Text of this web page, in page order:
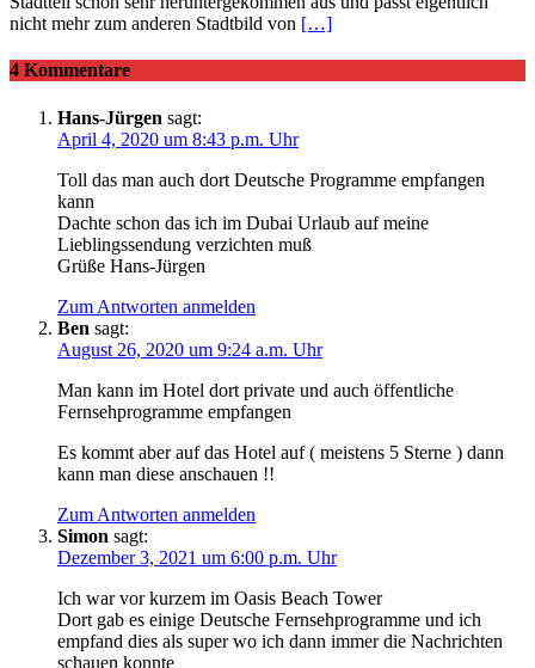
nicht mehr zum anderen Stadtbild von […]
4 Kommentare
Hans-Jürgen sagt:
April 4, 2020 um 8:43 p.m. Uhr
Toll das man auch dort Deutsche Programme empfangen
kann
Dachte schon das ich im Dubai Urlaub auf meine
Lieblingssendung verzichten muß
Grüße Hans-Jürgen
Zum Antworten anmelden
Ben sagt:
August 26, 2020 um 9:24 a.m. Uhr
Man kann im Hotel dort private und auch öffentliche
Fernsehprogramme empfangen
Es kommt aber auf das Hotel auf ( meistens 5 Sterne ) dann
kann man diese anschauen !!
Zum Antworten anmelden
Simon sagt:
Dezember 3, 2021 um 6:00 p.m. Uhr
Ich war vor kurzem im Oasis Beach Tower
Dort gab es einige Deutsche Fernsehprogramme und ich
empfand dies als super wo ich dann immer die Nachrichten
schauen konnte